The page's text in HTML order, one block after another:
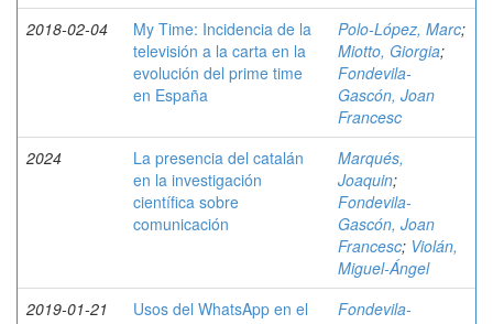
2018-02-04
My Time: Incidencia de la
televisión a la carta en la
evolución del prime time
en España
Polo-López, Marc;
Miotto, Giorgia;
Fondevila-
Gascón, Joan
Francesc
2024
La presencia del catalán
en la investigación
científica sobre
comunicación
Marqués,
Joaquin;
Fondevila-
Gascón, Joan
Francesc; Violán,
Miguel-Ángel
2019-01-21
Usos del WhatsApp en el
Fondevila-